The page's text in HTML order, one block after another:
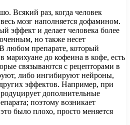
Всякий раз, когда человек
мозг наполняется дофамином.
эффект и делает человека более
но также несет
любом препарате, который
до кофеина в кофе, есть
связываются с рецепторами в
либо ингибируют нейроны,
эффектов. Например, при
дополнительные
поэтому возникает
было плохо, просто меняется